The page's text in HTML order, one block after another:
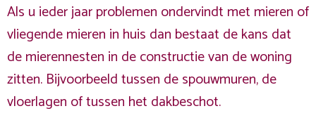
Als u ieder jaar problemen ondervindt met mieren of
vliegende mieren in huis dan bestaat de kans dat
de mierennesten in de constructie van de woning
zitten. Bijvoorbeeld tussen de spouwmuren, de
vloerlagen of tussen het dakbeschot.